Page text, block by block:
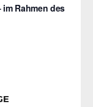
Rahmen des